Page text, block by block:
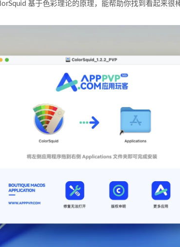
基于色彩理论的原理，能帮助你找到看起来很